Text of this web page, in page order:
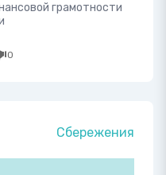
грамотности
0
Сбережения